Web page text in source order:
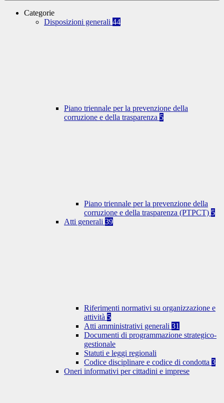
Categorie
Disposizioni generali 44
Piano triennale per la prevenzione della
corruzione e della trasparenza 5
Piano triennale per la prevenzione della
corruzione e della trasparenza (PTPCT) 5
Atti generali 39
Riferimenti normativi su organizzazione e
attività 5
Atti amministrativi generali 31
Documenti di programmazione strategico-
gestionale
Statuti e leggi regionali
Codice disciplinare e codice di condotta 3
Oneri informativi per cittadini e imprese